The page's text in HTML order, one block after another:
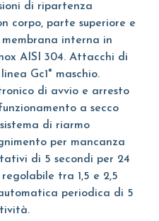
di ripartenza
corpo, parte superiore e
membrana interna in
AISI 304. Attacchi di
Gc1" maschio.
di avvio e arresto
a secco
di riarmo
per mancanza
di 5 secondi per 24
tra 1,5 e 2,5
periodica di 5